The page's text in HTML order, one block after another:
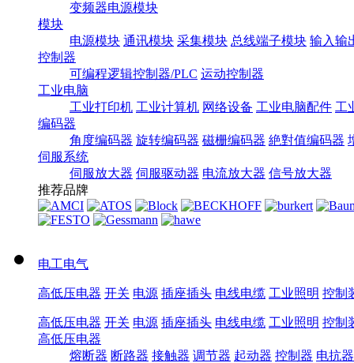
变频器电源模块
模块
电源模块 通讯模块 采集模块 总线端子模块 输入输
控制器
可编程逻辑控制器/PLC 运动控制器
工业电脑
工业打印机 工业计算机 网络设备 工业电脑配件 工
编码器
角度编码器 旋转编码器 磁栅编码器 絶對值编码器
伺服系统
伺服放大器 伺服驱动器 电流放大器 信号放大器
推荐品牌
电工电气
高低压电器 开关 电源 插座插头 电线电缆 工业照明 控制
高低压电器 开关 电源 插座插头 电线电缆 工业照明 控制
高低压电器
熔断器 断路器 接触器 调节器 起动器 控制器 电抗器